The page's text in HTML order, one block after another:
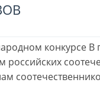
конкурсе В